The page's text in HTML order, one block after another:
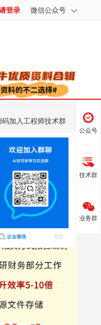
登录 微信公众号
公众号
技术群
码加入工程师技术群
业务群